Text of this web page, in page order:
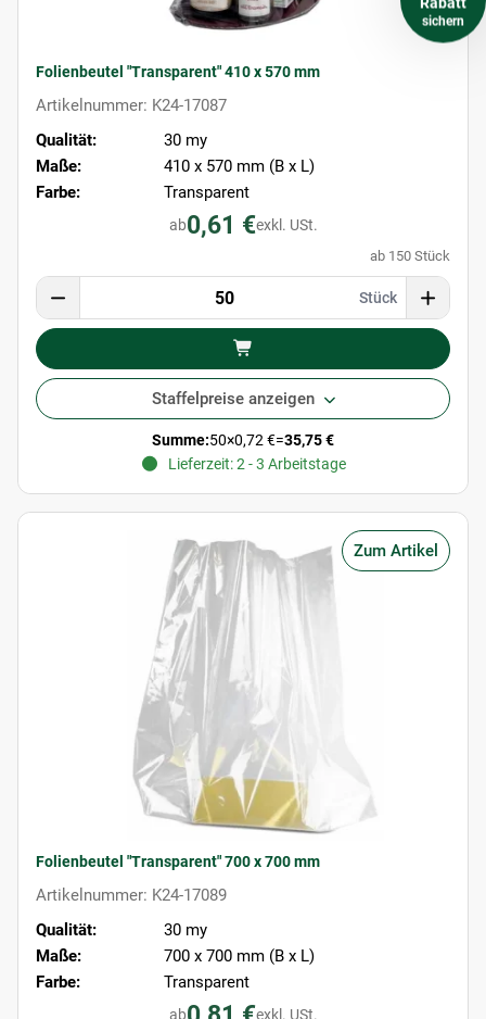
Folienbeutel "Transparent" 410 x 570 mm
Artikelnummer: K24-17087
Qualität:
30 my
Maße:
410 x 570 mm (B x L)
Farbe:
Transparent
ab0,61 €exkl. USt.
ab 150 Stück
Stück
Staffelpreise anzeigen
Summe:50×0,72 €=35,75 €
Lieferzeit: 2 - 3 Arbeitstage
Zum Artikel
Folienbeutel "Transparent" 700 x 700 mm
Artikelnummer: K24-17089
Qualität:
30 my
Maße:
700 x 700 mm (B x L)
Farbe:
Transparent
ab exkl. USt.
sichern